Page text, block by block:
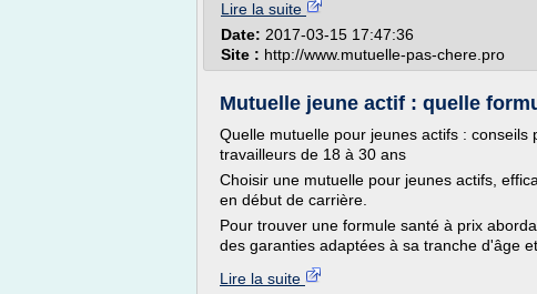
Lire la suite
Date: 2017-03-15 17:47:36
Site : http://www.mutuelle-pas-chere.pro
Mutuelle jeune actif : quelle
Quelle mutuelle pour jeunes actifs :
travailleurs de 18 à 30 ans
Choisir une mutuelle pour jeunes actifs,
en début de carrière.
Pour trouver une formule santé à prix
des garanties adaptées à sa tranche d'âge et
Lire la suite